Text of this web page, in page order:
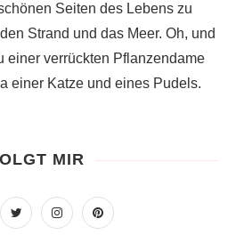
Seiten des Lebens zu
Strand und das Meer. Oh, und
einer verrückten Pflanzendame
einer Katze und eines Pudels.
MIR